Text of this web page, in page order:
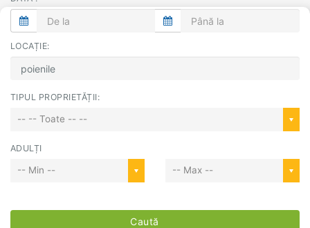
LOCAȚIE:
TIPUL PROPRIETĂȚII:
-- -- Toate -- --
ADULȚI
-- Min -- -- Max --
Caută